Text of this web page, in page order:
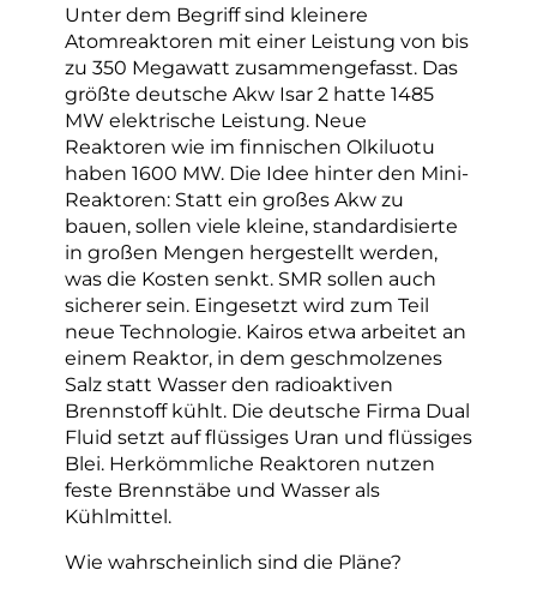
Unter dem Begriff sind kleinere
Atomreaktoren mit einer Leistung von bis
zu 350 Megawatt zusammengefasst. Das
größte deutsche Akw Isar 2 hatte 1485
MW elektrische Leistung. Neue
Reaktoren wie im finnischen Olkiluotu
haben 1600 MW. Die Idee hinter den Mini-
Reaktoren: Statt ein großes Akw zu
bauen, sollen viele kleine, standardisierte
in großen Mengen hergestellt werden,
was die Kosten senkt. SMR sollen auch
sicherer sein. Eingesetzt wird zum Teil
neue Technologie. Kairos etwa arbeitet an
einem Reaktor, in dem geschmolzenes
Salz statt Wasser den radioaktiven
Brennstoff kühlt. Die deutsche Firma Dual
Fluid setzt auf flüssiges Uran und flüssiges
Blei. Herkömmliche Reaktoren nutzen
feste Brennstäbe und Wasser als
Kühlmittel.
Wie wahrscheinlich sind die Pläne?